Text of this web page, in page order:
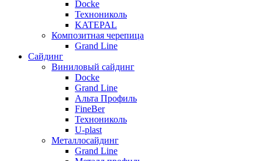
Docke
Технониколь
KATEPAL
Композитная черепица
Grand Line
Сайдинг
Виниловый сайдинг
Docke
Grand Line
Альта Профиль
FineBer
Технониколь
U-plast
Металлосайдинг
Grand Line